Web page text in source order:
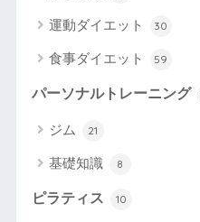
運動ダイエット 30
食事ダイエット 59
パーソナルトレーニング
ジム 21
基礎知識 8
ピラティス 10